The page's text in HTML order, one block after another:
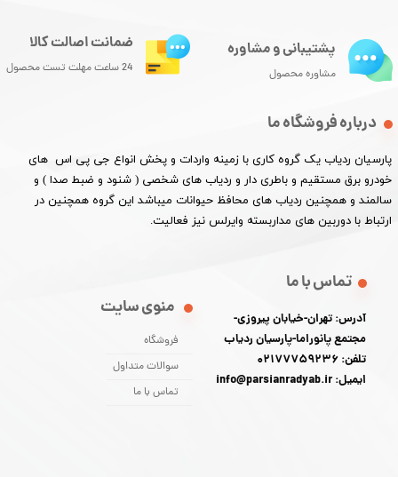
درباره فروشگاه ما
پارسیان ردیاب یک گروه کاری با زمینه واردات و پخش انواع جی پی اس های
خودرو برق مستقیم و باطری دار و ردیاب های شخصی ( شنود و ضبط صدا ) و
سالمند و همچنین ردیاب های محافظ حیوانات میباشد این گروه همچنین در
ارتباط با دوربین های مداربسته وایرلس نیز فعالیت.​​​​​​​
منوی سایت
فروشگاه
سوالات متداول
تماس با ما
تماس با ما
آدرس: تهران-خیابان پیروزی-
مجتمع پانوراما-پارسیان ردیاب
تلفن: 02177759236
ایمیل: info@parsianradyab.ir
پشتیبانی و مشاوره
مشاوره محصول
ضمانت اصالت کالا
24 ساعت مهلت تست محصول